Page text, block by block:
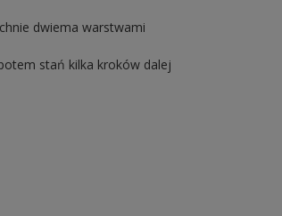
dwiema warstwami
stań kilka kroków dalej